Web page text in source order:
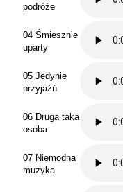
podróże
04 Śmiesznie
uparty
05 Jedynie
przyjaźń
06 Druga taka
osoba
07 Niemodna
muzyka